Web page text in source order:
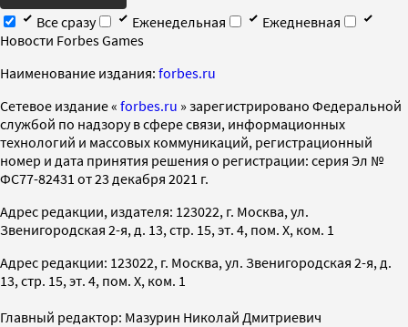
Все сразу
Еженедельная
Ежедневная
Новости Forbes Games
Наименование издания: forbes.ru
Cетевое издание « forbes.ru » зарегистрировано Федеральной
службой по надзору в сфере связи, информационных
технологий и массовых коммуникаций, регистрационный
номер и дата принятия решения о регистрации: серия Эл №
ФС77-82431 от 23 декабря 2021 г.
Адрес редакции, издателя: 123022, г. Москва, ул.
Звенигородская 2-я, д. 13, стр. 15, эт. 4, пом. X, ком. 1
Адрес редакции: 123022, г. Москва, ул. Звенигородская 2-я, д.
13, стр. 15, эт. 4, пом. X, ком. 1
Главный редактор: Мазурин Николай Дмитриевич